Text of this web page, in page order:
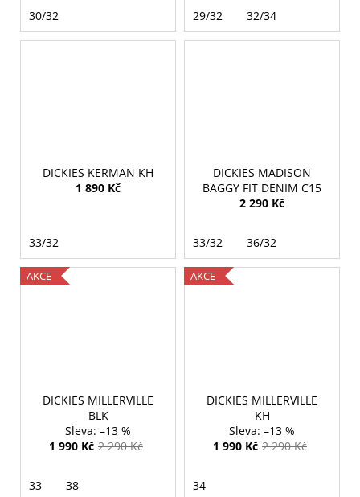
30/32 29/32 32/34
DICKIES KERMAN KH
1 890 Kč
33/32
DICKIES MADISON
BAGGY FIT DENIM C15
2 290 Kč
33/32 36/32
AKCE
DICKIES MILLERVILLE
BLK
–13 %
1 990 Kč 2 290 Kč
33 38
AKCE
DICKIES MILLERVILLE
KH
–13 %
1 990 Kč 2 290 Kč
34